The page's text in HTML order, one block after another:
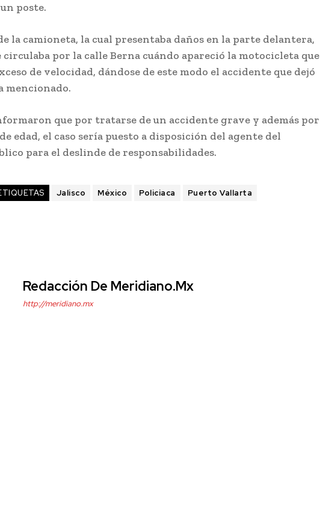
poste.
la camioneta, la cual presentaba daños en la parte delantera,
circulaba por la calle Berna cuándo apareció la motocicleta que
de velocidad, dándose de este modo el accidente que dejó
mencionado.
que por tratarse de un accidente grave y además por
edad, el caso sería puesto a disposición del agente del
para el deslinde de responsabilidades.
Jalisco México Policiaca Puerto Vallarta
Redacción De Meridiano.mx
http://meridiano.mx